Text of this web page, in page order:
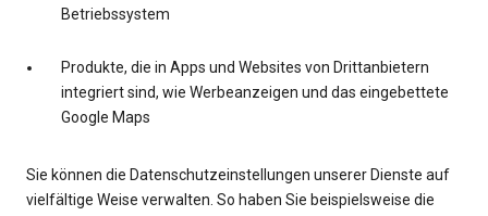
Betriebssystem
Produkte, die in Apps und Websites von Drittanbietern
integriert sind, wie Werbeanzeigen und das eingebettete
Google Maps
Sie können die Datenschutzeinstellungen unserer Dienste auf
vielfältige Weise verwalten. So haben Sie beispielsweise die